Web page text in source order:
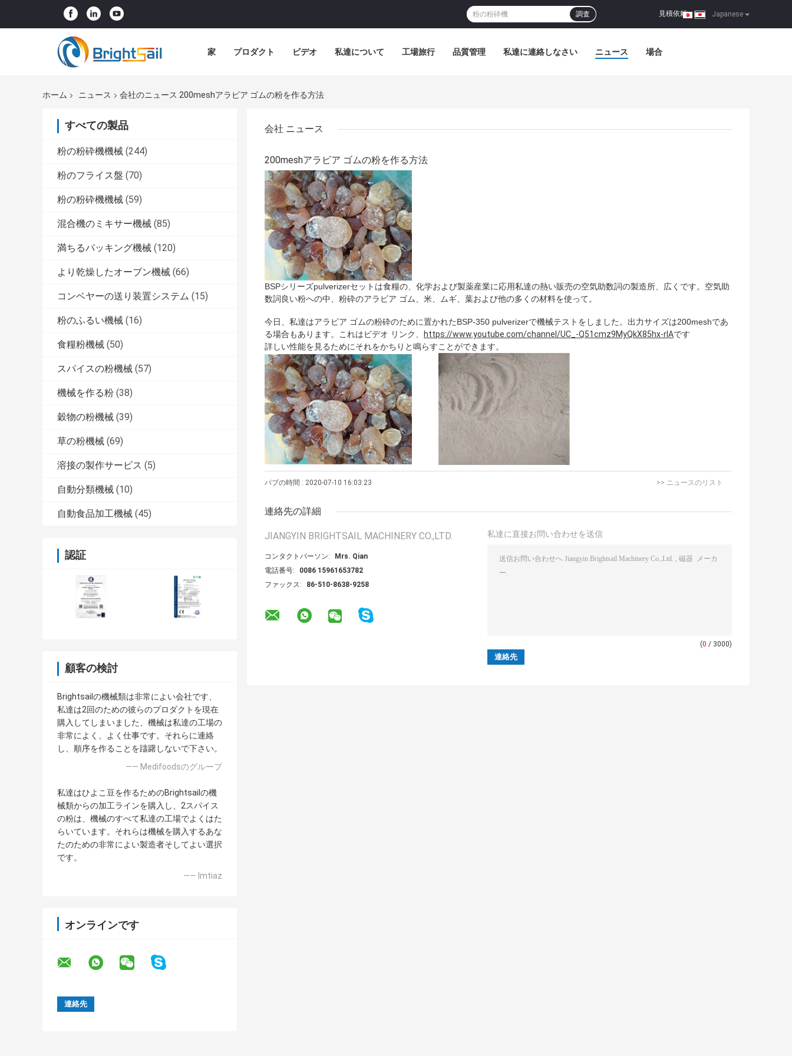
Japanese
見積依頼 |
調査
家 プロダクト ビデオ 私達について 工場旅行 品質管理 私達に連絡しなさい ニュース 場合
ホーム ニュース 会社のニュース 200meshアラビア ゴムの粉を作る方法
すべての製品
粉の粉砕機機械 (244)
粉のフライス盤 (70)
粉の粉砕機機械 (59)
混合機のミキサー機械 (85)
満ちるパッキング機械 (120)
より乾燥したオーブン機械 (66)
コンベヤーの送り装置システム (15)
粉のふるい機械 (16)
食糧粉機械 (50)
スパイスの粉機械 (57)
機械を作る粉 (38)
穀物の粉機械 (39)
草の粉機械 (69)
溶接の製作サービス (5)
自動分類機械 (10)
自動食品加工機械 (45)
認証
顧客の検討
Brightsailの機械類は非常によい会社です、
私達は2回のための彼らのプロダクトを現在
購入してしまいました、機械は私達の工場の
非常によく、よく仕事です。それらに連絡
し、順序を作ることを躊躇しないで下さい。
—— Medifoodsのグループ
私達はひよこ豆を作るためのBrightsailの機
械類からの加工ラインを購入し、2スパイス
の粉は、機械のすべて私達の工場でよくはた
らいています。それらは機械を購入するあな
たのための非常によい製造者そしてよい選択
です。
—— Imtiaz
オンラインです
会社 ニュース
200meshアラビア ゴムの粉を作る方法
BSPシリーズpulverizerセットは食糧の、化学および製薬産業に応用私達の熱い販売の空気助数詞の製造所、広くです。空気助
数詞良い粉への中、粉砕のアラビア ゴム、米、ムギ、葉および他の多くの材料を使って。
今日、私達はアラビア ゴムの粉砕のために置かれたBSP-350 pulverizerで機械テストをしました。出力サイズは200meshであ
る場合もあります。これはビデオ リンク、
https://www.youtube.com/channel/UC_-Q51cmz9MyQkX85hx-rIAです
詳しい性能を見るためにそれをかちりと鳴らすことができます。
パブの時間 : 2020-07-10 16:03:23 >> ニュースのリスト
連絡先の詳細
JIANGYIN BRIGHTSAIL MACHINERY CO.,LTD.
コンタクトパーソン:
Mrs. Qian
電話番号:
0086 15961653782
ファックス:
86-510-8638-9258
私達に直接お問い合わせを送信
(0 / 3000)